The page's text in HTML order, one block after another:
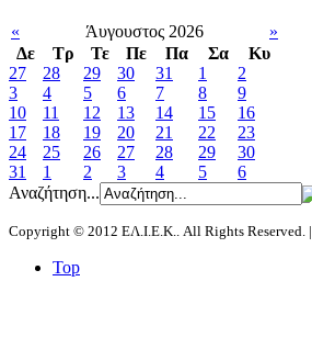
« Άυγουστος 2026
»
Δε
Tρ Τε Πε Πα Σα
Κυ
27
28 29 30 31 1
2
3
4 5 6 7 8
9
10
11 12 13 14 15
16
17
18 19 20 21 22
23
24
25 26 27 28 29
30
31
1 2 3 4 5
6
Αναζήτηση...
Copyright © 2012 ΕΛ.Ι.Ε.Κ.. All Rights Reserved. |
Top